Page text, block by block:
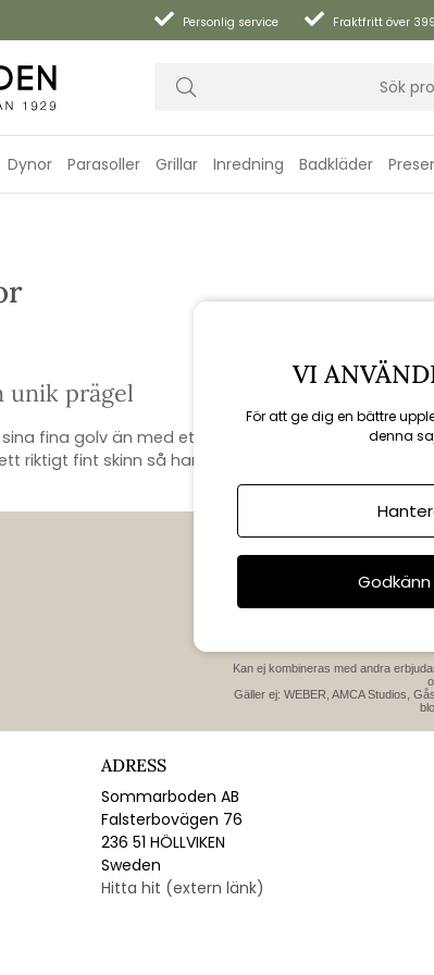
Personlig service Fraktfritt över
Dynor Parasoller Grillar Inredning Badkläder
unik prägel
fina golv än med ett fårskinn. Det är inte bara
riktigt fint skinn så har vi ett som består av 100%
PRENUMERERA
Kan ej kombineras med andra
Gäller ej: WEBER, AMCA Studios,
ADRESS
Sommarboden AB
Falsterbovägen 76
236 51 HÖLLVIKEN
Sweden
Hitta hit (extern länk)
VI
För att ge dig en bättre
denna